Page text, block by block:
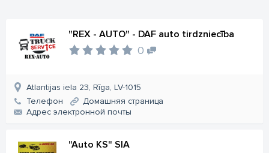
"REX - AUTO" - DAF auto tirdzniecība
0
Atlantijas iela 23, Rīga, LV-1015
Телефон
Домашняя страница
Aдрес электронной почты
"Auto KS" SIA